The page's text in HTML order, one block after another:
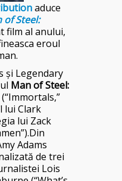
aduce
of Steel:
film al anului,
eroul
şi Legendary
Man of Steel:
lui Clark
lui Zack
Adams
de trei
Lois